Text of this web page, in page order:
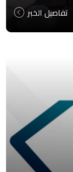
تفاصيل الخبر